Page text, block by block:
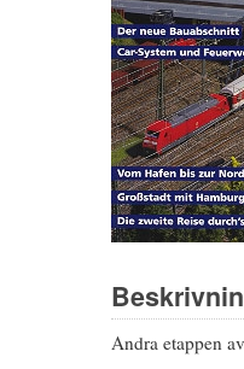
Andra etappen